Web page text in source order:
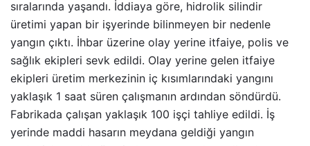
sıralarında yaşandı. İddiaya göre, hidrolik silindir
üretimi yapan bir işyerinde bilinmeyen bir nedenle
yangın çıktı. İhbar üzerine olay yerine itfaiye, polis ve
sağlık ekipleri sevk edildi. Olay yerine gelen itfaiye
ekipleri üretim merkezinin iç kısımlarındaki yangını
yaklaşık 1 saat süren çalışmanın ardından söndürdü.
Fabrikada çalışan yaklaşık 100 işçi tahliye edildi. İş
yerinde maddi hasarın meydana geldiği yangın